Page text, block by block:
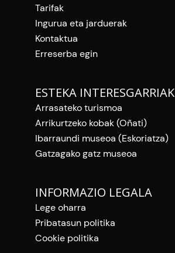
Tarifak
Ingurua eta jarduerak
Kontaktua
Erreserba egin
ESTEKA INTERESGARRIAK
Arrasateko turismoa
Arrikurtzeko kobak (Oñati)
Ibarraundi museoa (Eskoriatza)
Gatzagako gatz museoa
INFORMAZIO LEGALA
Lege oharra
Pribatasun politika
Cookie politika